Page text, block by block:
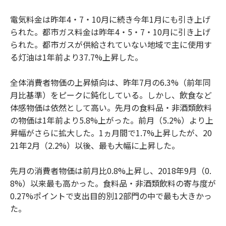
電気料金は昨年4・7・10月に続き今年1月にも引き上げ
られた。都市ガス料金は昨年4・5・7・10月に引き上げ
られた。都市ガスが供給されていない地域で主に使用す
る灯油は1年前より37.7%上昇した。
全体消費者物価の上昇傾向は、昨年7月の6.3%（前年同
月比基準）をピークに鈍化している。しかし、飲食など
体感物価は依然として高い。先月の食料品・非酒類飲料
の物価は1年前より5.8%上がった。前月（5.2%）より上
昇幅がさらに拡大した。1ヵ月間で1.7%上昇したが、20
21年2月（2.2%）以後、最も大幅に上昇した。
先月の消費者物価は前月比0.8%上昇し、2018年9月（0.
8%）以来最も高かった。食料品・非酒類飲料の寄与度が
0.27%ポイントで支出目的別12部門の中で最も大きかっ
た。